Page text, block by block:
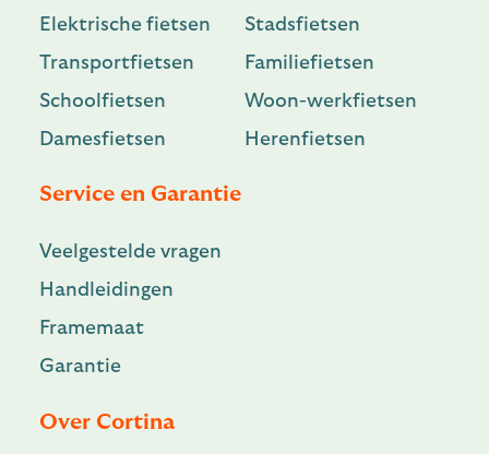
Elektrische fietsen
Stadsfietsen
Transportfietsen
Familiefietsen
Schoolfietsen
Woon-werkfietsen
Damesfietsen
Herenfietsen
Service en Garantie
Veelgestelde vragen
Handleidingen
Framemaat
Garantie
Over Cortina